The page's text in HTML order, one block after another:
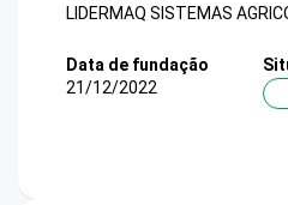
LIDERMAQ SISTEMAS
Data de fundação
21/12/2022